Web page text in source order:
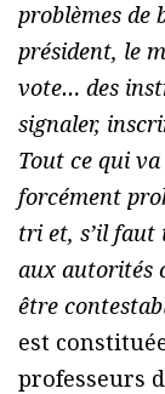
problèmes de
président, le
vote… des
signaler,
Tout ce qui
forcément
tri et, s’il
aux autorités
être
est
professeurs